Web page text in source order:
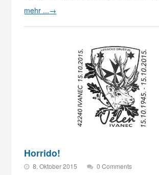
mehr ...→
Horrido!
8. Oktober 2015 0 Comments